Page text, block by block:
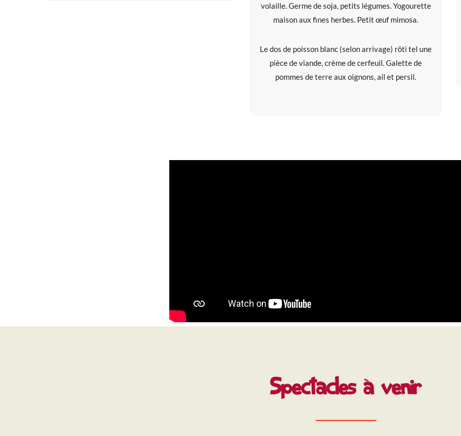
volaille. Germe de soja, petits légumes. Yogourette
maison aux fines herbes. Petit œuf mimosa.
Le dos de poisson blanc (selon arrivage) rôti tel une
pièce de viande, crème de cerfeuil. Galette de
pommes de terre aux oignons, ail et persil.
Spectacles à venir